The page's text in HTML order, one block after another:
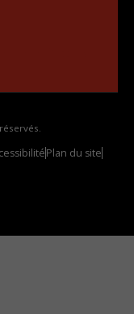
Plan du site